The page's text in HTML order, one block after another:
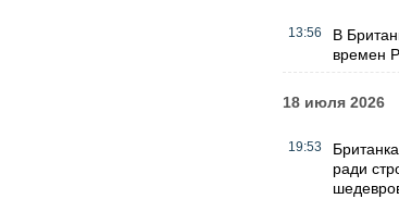
13:56
В
времен
18 июля 2026
19:53
ради